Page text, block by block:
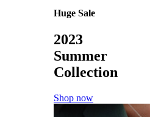
Huge Sale
2023
Summer
Collection
Shop now